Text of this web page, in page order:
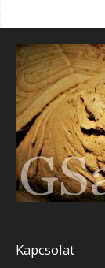
Kapcsolat